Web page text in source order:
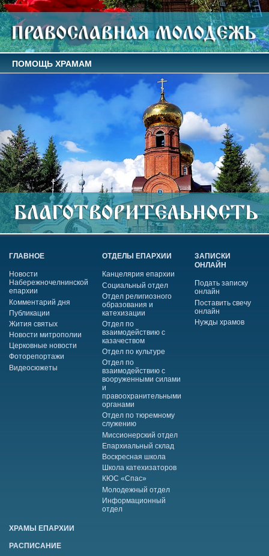
ПОМОЩЬ ХРАМАМ
ГЛАВНОЕ
Новости
Набережночелнинской
епархии
Комментарий дня
Публикации
Жития святых
Новости митрополии
Церковные новости
Фоторепортажи
Видеосюжеты
ОТДЕЛЫ ЕПАРХИИ
Канцелярия епархии
Социальный отдел
Отдел религиозного
образования и
катехизации
Отдел по
взаимодействию с
казачеством
Отдел по культуре
Отдел по
взаимодействию с
вооруженными силами
и
правоохранительными
органами
Отдел по тюремному
служению
Миссионерский отдел
Епархиальный склад
Воскресная школа
Школа катехизаторов
КЮС «Спас»
Молодежный отдел
Информационный
отдел
ЗАПИСКИ
ОНЛАЙН
Подать записку
онлайн
Поставить свечу
онлайн
Нужды храмов
ХРАМЫ ЕПАРХИИ
РАСПИСАНИЕ